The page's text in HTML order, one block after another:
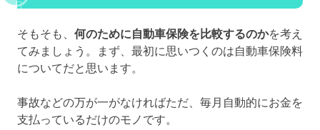
そもそも、 何のために自動車保険を比較するのかを考え
てみましょう。まず、最初に思いつくのは自動車保険料
についてだと思います。
事故などの万が一がなければただ、毎月自動的にお金を
支払っているだけのモノです。